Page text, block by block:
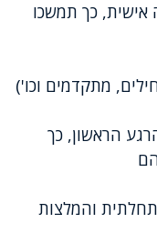
אישית, כך תמשכו
מתקדמים וכו')
הראשון, כך
והמלצות